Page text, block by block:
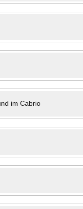
im Cabrio